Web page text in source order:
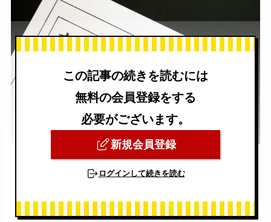
この記事の続きを読むには
無料の会員登録をする
必要がございます。
新規会員登録
ログインして続きを読む